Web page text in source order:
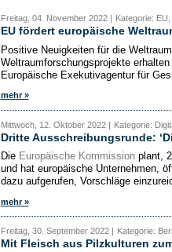
Freitag, 04. November 2022 | Kategorie:
EU fördert europäische
Positive Neuigkeiten für die
Weltraumforschungsprojekte
Europäische Exekutivagentur für
mehr »
Mittwoch, 12. Oktober 2022 | Kategorie:
Dritte Ausschreibungsrunde:
Die Europäische Kommissionplant,
und hat europäische Unternehmen,
dazu aufgerufen, Vorschläge
mehr »
Freitag, 30. September 2022 | Kategorie:
Mit Fleisch aus Pilzkulturen